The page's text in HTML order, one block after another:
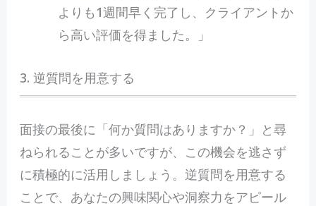
よりも1週間早く完了し、クライアントか
ら高い評価を得ました。」
3. 逆質問を用意する
面接の最後に「何か質問はありますか？」と尋
ねられることが多いですが、この機会を逃さず
に積極的に活用しましょう。逆質問を用意する
ことで、あなたの興味関心や洞察力をアピール